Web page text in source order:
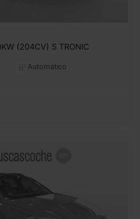
(204CV) S TRONIC
Automático